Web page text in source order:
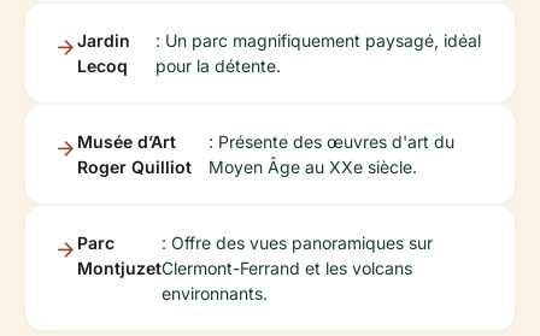
Jardin
Lecoq
: Un parc magnifiquement paysagé, idéal
pour la détente.
Musée d’Art
Roger Quilliot
: Présente des œuvres d'art du
Moyen Âge au XXe siècle.
Parc
Montjuzet
: Offre des vues panoramiques sur
Clermont-Ferrand et les volcans
environnants.